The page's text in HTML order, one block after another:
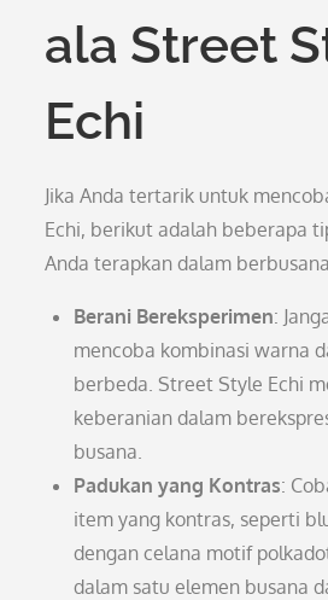
ala Street
Echi
Jika Anda tertarik untuk
Echi, berikut adalah beberapa
Anda terapkan dalam
Berani Bereksperimen:
mencoba kombinasi warna
berbeda. Street Style Echi
keberanian dalam
busana.
Padukan yang Kontras:
item yang kontras, seperti
dengan celana motif
dalam satu elemen busana